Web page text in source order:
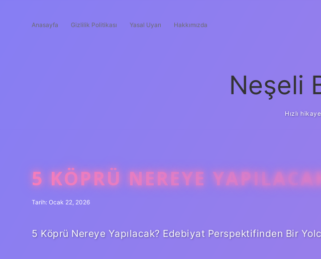
Anasayfa Gizlilik Politikası Yasal Uyarı Hakkımızda
Neşeli
Hızlı
5 KÖPRÜ NEREYE
Tarih: Ocak 22, 2026
5 Köprü Nereye Yapılacak? Edebiyat Perspektifinden Bir